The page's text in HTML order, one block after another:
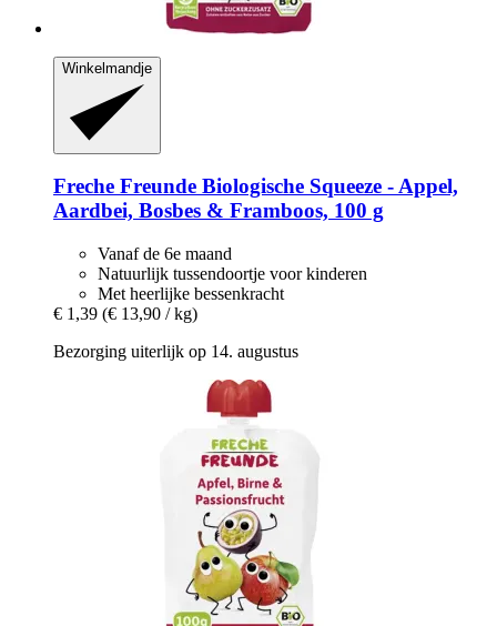
Winkelmandje
Freche Freunde Biologische Squeeze -​ Appel,
Aardbei, Bosbes & Framboos, 100 g
Vanaf de 6e maand
Natuurlijk tussendoortje voor kinderen
Met heerlijke bessenkracht
€ 1,39 (€ 13,90 / kg)
Bezorging uiterlijk op 14. augustus